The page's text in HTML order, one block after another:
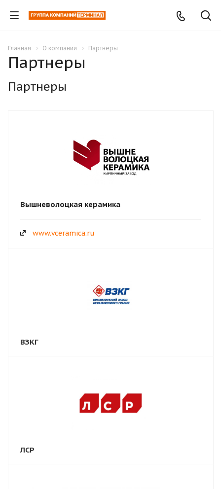
Главная О компании Партнеры
Партнеры
Партнеры
Вышневолоцкая керамика
www.vceramica.ru
ВЗКГ
ЛСР